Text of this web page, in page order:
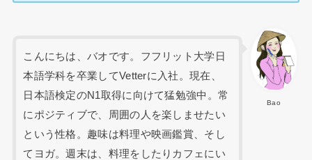
Bao
こんにちは、バオです。フフリット大学日
本語学科を卒業してVetterに入社。現在、
日本語検定のN1取得に向けて猛勉強中。常
にポジティブで、周囲の人を楽しませたい
という性格。趣味は料理や映画鑑賞、そし
てヨガ。週末は、料理をしたりカフェにい